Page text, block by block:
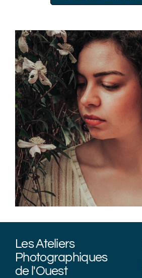
Les Ateliers
Photographiques
de l'Ouest